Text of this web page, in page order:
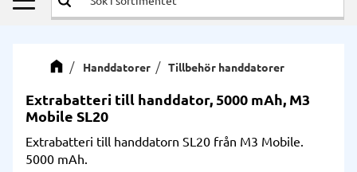
Handdatorer Tillbehör handdatorer
Extrabatteri till handdator, 5000 mAh, M3
Mobile SL20
Extrabatteri till handdatorn SL20 från M3 Mobile.
5000 mAh.